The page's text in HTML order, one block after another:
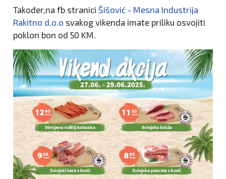
Također,na fb stranici Šišović - Mesna Industrija
Rakitno d.o.o svakog vikenda imate priliku osvojiti
poklon bon od 50 KM.